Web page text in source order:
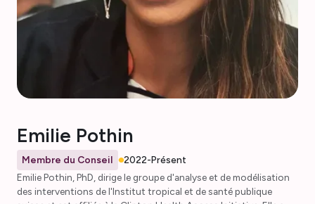
Emilie Pothin
Membre du Conseil
2022-Présent
Emilie Pothin, PhD, dirige le groupe d'analyse et de modélisation
des interventions de l'Institut tropical et de santé publique